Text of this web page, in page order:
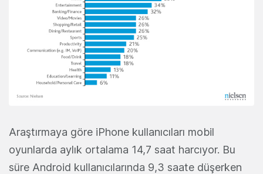
Araştırmaya göre iPhone kullanıcıları mobil
oyunlarda aylık ortalama 14,7 saat harcıyor. Bu
süre Android kullanıcılarında 9,3 saate düşerken